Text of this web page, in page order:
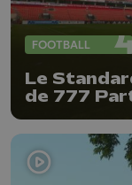
FOOTBALL
Le
de 777